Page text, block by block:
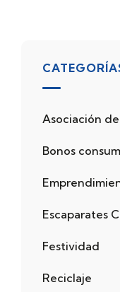
Asociación
Bonos
Escaparates
Festividad
Reciclaje